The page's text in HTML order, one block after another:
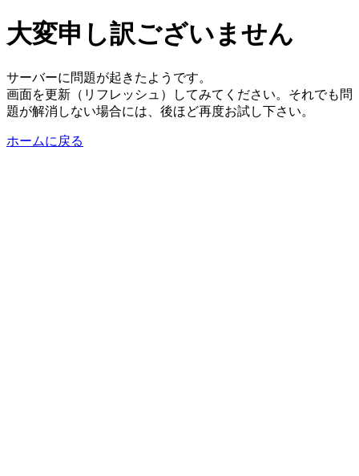
大変申し訳ございません
サーバーに問題が起きたようです。
画面を更新（リフレッシュ）してみてください。それでも問
題が解消しない場合には、後ほど再度お試し下さい。
ホームに戻る